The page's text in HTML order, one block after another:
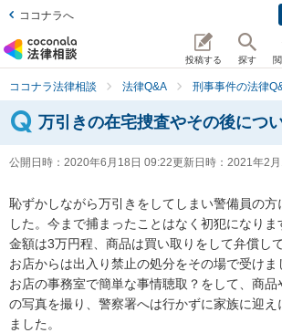
ココナラへ
投稿する 探す
ココナラ法律相談 法律Q&A 刑事事件の法律
万引きの在宅捜査やその後につ
公開日時： 2020年6月18日 09:22更新日時： 2021年2
恥ずかしながら万引きをしてしまい警備員の方
した。今まで捕まったことはなく初犯になりま
金額は3万円程、商品は買い取りをして弁償し
お店からは出入り禁止の処分をその場で受けま
お店の事務室で簡単な事情聴取？をして、商品
の写真を撮り、警察署へは行かずに家族に迎え
ました。